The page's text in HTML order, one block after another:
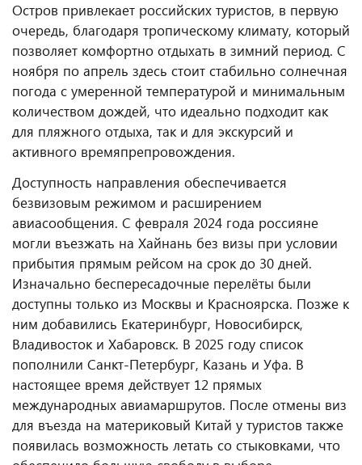
Остров привлекает российских туристов, в первую
очередь, благодаря тропическому климату, который
позволяет комфортно отдыхать в зимний период. С
ноября по апрель здесь стоит стабильно солнечная
погода с умеренной температурой и минимальным
количеством дождей, что идеально подходит как
для пляжного отдыха, так и для экскурсий и
активного времяпрепровождения.
Доступность направления обеспечивается
безвизовым режимом и расширением
авиасообщения. С февраля 2024 года россияне
могли въезжать на Хайнань без визы при условии
прибытия прямым рейсом на срок до 30 дней.
Изначально беспересадочные перелёты были
доступны только из Москвы и Красноярска. Позже к
ним добавились Екатеринбург, Новосибирск,
Владивосток и Хабаровск. В 2025 году список
пополнили Санкт-Петербург, Казань и Уфа. В
настоящее время действует 12 прямых
международных авиамаршрутов. После отмены виз
для въезда на материковый Китай у туристов также
появилась возможность летать со стыковками, что